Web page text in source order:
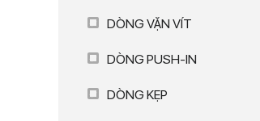
DÒNG VẶN VÍT
DÒNG PUSH-IN
DÒNG KẸP